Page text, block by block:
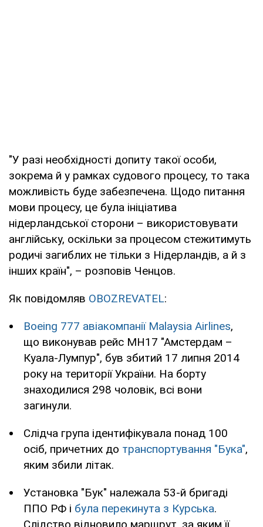
"У разі необхідності допиту такої особи,
зокрема й у рамках судового процесу, то така
можливість буде забезпечена. Щодо питання
мови процесу, це була ініціатива
нідерландської сторони – використовувати
англійську, оскільки за процесом стежитимуть
родичі загиблих не тільки з Нідерландів, а й з
інших країн", – розповів Ченцов.
Як повідомляв OBOZREVATEL:
Boeing 777 авіакомпанії Malaysia Airlines,
що виконував рейс МН17 "Амстердам –
Куала-Лумпур", був збитий 17 липня 2014
року на території України. На борту
знаходилися 298 чоловік, всі вони
загинули.
Слідча група ідентифікувала понад 100
осіб, причетних до транспортування "Бука",
яким збили літак.
Установка "Бук" належала 53-й бригаді
ППО РФ і була перекинута з Курська.
Слідство відновило маршрут, за яким її